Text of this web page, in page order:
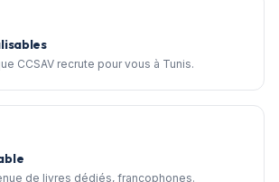
CCSAV recrute pour vous à Tunis.
de livres dédiés, francophones.